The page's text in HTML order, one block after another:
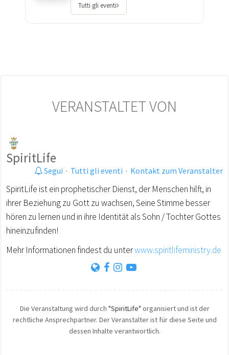
Tutti gli eventi
VERANSTALTET VON
SpiritLife
Segui · Tutti gli eventi · Kontakt zum Veranstalter
SpiritLife ist ein prophetischer Dienst, der Menschen hilft, in
ihrer Beziehung zu Gott zu wachsen, Seine Stimme besser
hören zu lernen und in ihre Identität als Sohn / Tochter Gottes
hineinzufinden!
Mehr Informationen findest du unterwww.spiritlifeministry.de
Die Veranstaltung wird durch "SpiritLife" organisiert und ist der
rechtliche Ansprechpartner. Der Veranstalter ist für diese Seite und
dessen Inhalte verantwortlich.